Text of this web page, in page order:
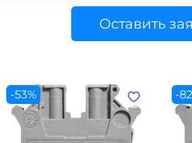
Оставить
-53% -